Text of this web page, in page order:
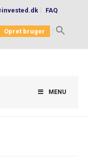
FAQ
Opret bruger
Search
MENU